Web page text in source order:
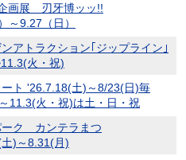
画展 刃牙博ッッ!!
～9.27（日）
アトラクション｢ジップライン｣
火・祝)
ト '26.7.18(土)～8/23(日)毎
11.3(火・祝)は土・日・祝
ーク カンテラまつ
)～8.31(月)